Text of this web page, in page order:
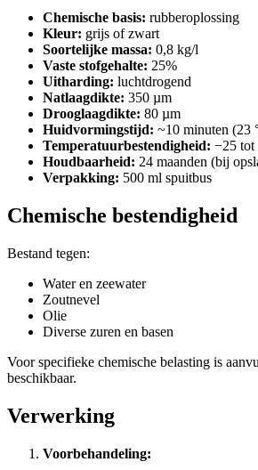
Chemische basis: rubberoplossing
Kleur: grijs of zwart
Soortelijke massa: 0,8 kg/l
Vaste stofgehalte: 25%
Uitharding: luchtdrogend
Natlaagdikte: 350 µm
Drooglaagdikte: 80 µm
Huidvormingstijd: ~10 minuten (23
Temperatuurbestendigheid: −25 tot
Houdbaarheid: 24 maanden (bij
Verpakking: 500 ml spuitbus
Chemische bestendigheid
Bestand tegen:
Water en zeewater
Zoutnevel
Olie
Diverse zuren en basen
Voor specifieke chemische belasting is
beschikbaar.
Verwerking
Voorbehandeling: